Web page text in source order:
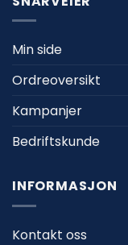
Min side
Ordreoversikt
Kampanjer
Bedriftskunde
INFORMASJON
Kontakt oss